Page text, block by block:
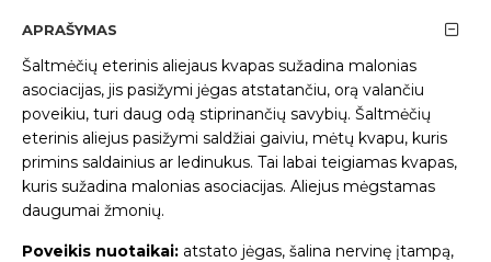
APRAŠYMAS
Šaltmėčių eterinis aliejaus kvapas sužadina malonias
asociacijas, jis pasižymi jėgas atstatančiu, orą valančiu
poveikiu, turi daug odą stiprinančių savybių. Šaltmėčių
eterinis aliejus pasižymi saldžiai gaiviu, mėtų kvapu, kuris
primins saldainius ar ledinukus. Tai labai teigiamas kvapas,
kuris sužadina malonias asociacijas. Aliejus mėgstamas
daugumai žmonių.
Poveikis nuotaikai: atstato jėgas, šalina nervinę įtampą,